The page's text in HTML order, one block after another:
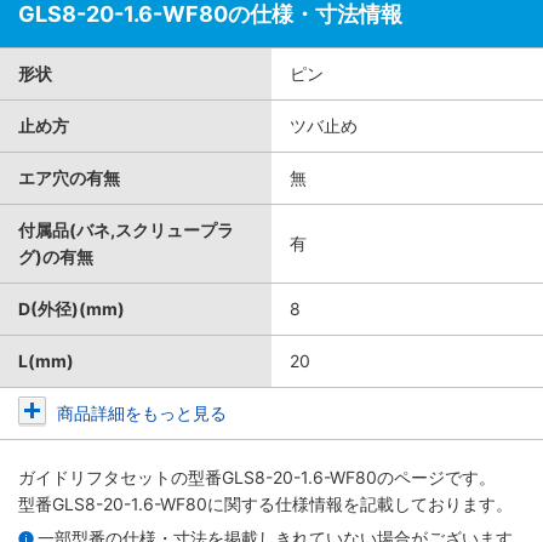
GLS8-20-1.6-WF80の仕様・寸法情報
形状 ピン
止め方 ツバ止め
エア穴の有無 無
付属品(バネ,スクリュープラ
グ)の有無
有
D(外径)(mm) 8
L(mm) 20
商品詳細をもっと見る
ガイドリフタセットの型番GLS8-20-1.6-WF80のページです。
型番GLS8-20-1.6-WF80に関する仕様情報を記載しております。
一部型番の仕様・寸法を掲載しきれていない場合がございます